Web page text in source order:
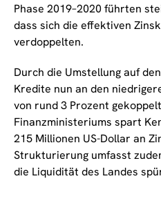
Phase 2019–2020 führten
dass sich die effektiven
verdoppelten.
Durch die Umstellung auf
Kredite nun an den
von rund 3 Prozent
Finanzministeriums spart
215 Millionen US-Dollar an
Strukturierung umfasst
die Liquidität des Landes